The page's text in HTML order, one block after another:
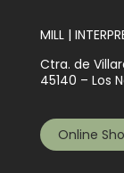
MILL |
Ctra. de
45140 – Los
Online